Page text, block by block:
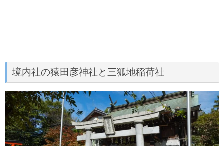
境内社の猿田彦神社と三狐地稲荷社